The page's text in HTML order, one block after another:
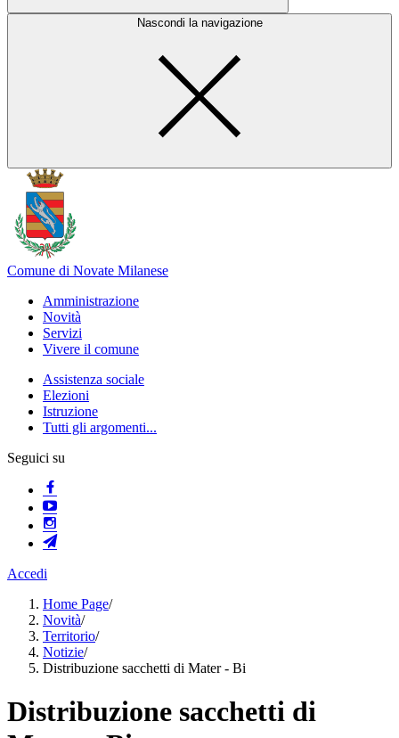
Nascondi la navigazione
Comune di Novate Milanese
Amministrazione
Novità
Servizi
Vivere il comune
Assistenza sociale
Elezioni
Istruzione
Tutti gli argomenti...
Seguici su
Accedi
Home Page/
Novità/
Territorio/
Notizie/
Distribuzione sacchetti di Mater - Bi
Distribuzione sacchetti di